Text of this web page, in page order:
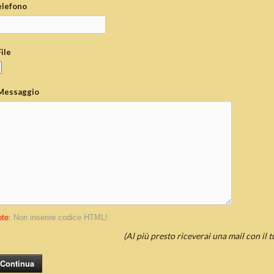
Non inserire codice HTML!
(Al più presto riceverai una mail con il
Continua